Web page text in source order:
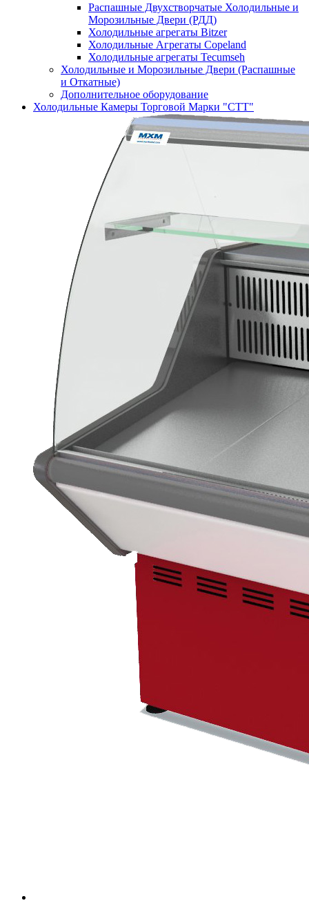
Распашные Двухстворчатые Холодильные и
Морозильные Двери (РДД)
Холодильные агрегаты Bitzer
Холодильные Агрегаты Copeland
Холодильные агрегаты Tecumseh
Холодильные и Морозильные Двери (Распашные
и Откатные)
Дополнительное оборудование
Холодильные Камеры Торговой Марки "СТТ"